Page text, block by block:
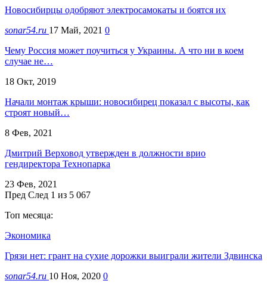
Новосибирцы одобряют электросамокаты и боятся их
sonar54.ru 17 Май, 2021 0
Чему Россия может поучиться у Украины. А что ни в коем
случае не…
18 Окт, 2019
Начали монтаж крыши: новосибирец показал с высоты, как
строят новый…
8 Фев, 2021
Дмитрий Верховод утвержден в должности врио
гендиректора Технопарка
23 Фев, 2021
Пред След 1 из 5 067
Топ месяца:
Экономика
Грязи нет: грант на сухие дорожки выиграли жители Здвинска
sonar54.ru 10 Ноя, 2020 0